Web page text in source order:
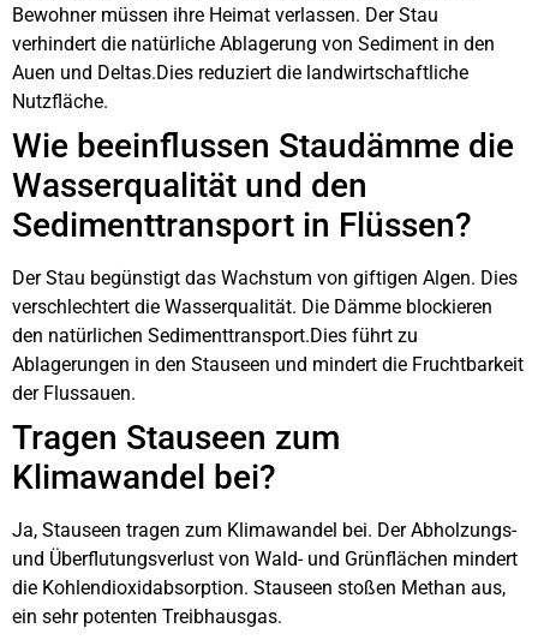
Bewohner müssen ihre Heimat verlassen. Der Stau
verhindert die natürliche Ablagerung von Sediment in den
Auen und Deltas.Dies reduziert die landwirtschaftliche
Nutzfläche.
Wie beeinflussen Staudämme die
Wasserqualität und den
Sedimenttransport in Flüssen?
Der Stau begünstigt das Wachstum von giftigen Algen. Dies
verschlechtert die Wasserqualität. Die Dämme blockieren
den natürlichen Sedimenttransport.Dies führt zu
Ablagerungen in den Stauseen und mindert die Fruchtbarkeit
der Flussauen.
Tragen Stauseen zum
Klimawandel bei?
Ja, Stauseen tragen zum Klimawandel bei. Der Abholzungs-
und Überflutungsverlust von Wald- und Grünflächen mindert
die Kohlendioxidabsorption. Stauseen stoßen Methan aus,
ein sehr potenten Treibhausgas.